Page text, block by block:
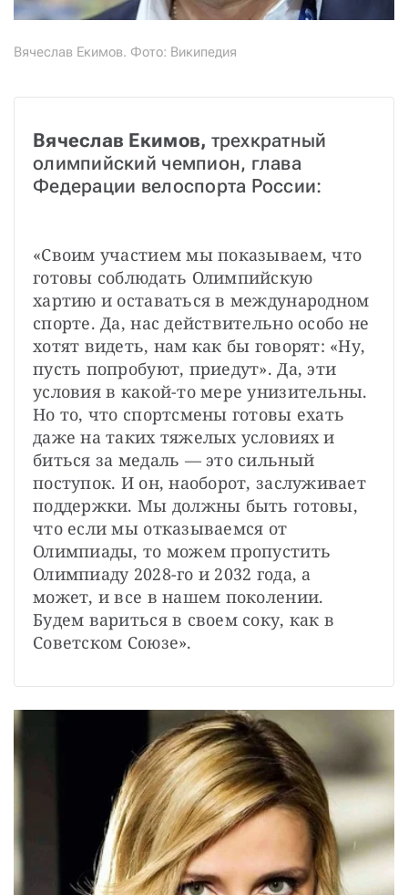
Вячеслав Екимов. Фото: Википедия
Вячеслав Екимов, трехкратный
олимпийский чемпион, глава
Федерации велоспорта России:
«Своим участием мы показываем, что
готовы соблюдать Олимпийскую
хартию и оставаться в международном
спорте. Да, нас действительно особо не
хотят видеть, нам как бы говорят: «Ну,
пусть попробуют, приедут». Да, эти
условия в какой-то мере унизительны.
Но то, что спортсмены готовы ехать
даже на таких тяжелых условиях и
биться за медаль — это сильный
поступок. И он, наоборот, заслуживает
поддержки. Мы должны быть готовы,
что если мы отказываемся от
Олимпиады, то можем пропустить
Олимпиаду 2028-го и 2032 года, а
может, и все в нашем поколении.
Будем вариться в своем соку, как в
Советском Союзе».